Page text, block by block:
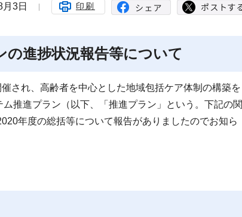
3日 印刷
進捗状況報告等について
され、高齢者を中心とした地域包括ケア体制の構築を
推進プラン（以下、「推進プラン」という。下記の関
年度の総括等について報告がありましたのでお知ら